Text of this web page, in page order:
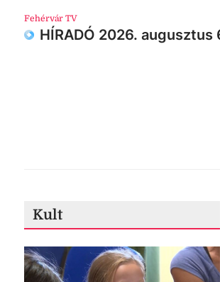
Fehérvár TV
HÍRADÓ 2026. augusztus
Kult